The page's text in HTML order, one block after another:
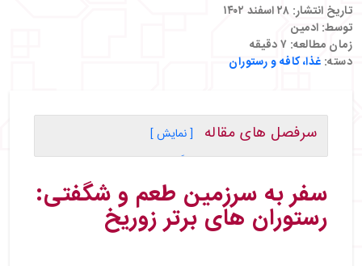
تاریخ انتشار: ۲۸ اسفند ۱۴۰۲
توسط: ادمین
زمان مطالعه: ۷دقیقه
دسته: غذا، کافه و رستوران
سرفصل های مقاله
[ نمایش ]
・سفر به سرزمین طعم و شگفتی: رستوران‌ های برتر
・رستوران ایتالیا | Italia
・رستوران ایرکوا | Iroqouis
سفر به سرزمین طعم و شگفتی:
رستوران‌ های برتر زوریخ